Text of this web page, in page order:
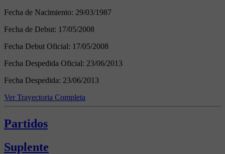
Fecha de Nacimiento: 29/03/1987
Fecha de Debut: 17/05/2008
Fecha Debut Oficial: 17/05/2008
Fecha Despedida Oficial: 23/06/2013
Fecha Despedida: 23/06/2013
Ver Trayectoria Completa
Partidos
Suplente